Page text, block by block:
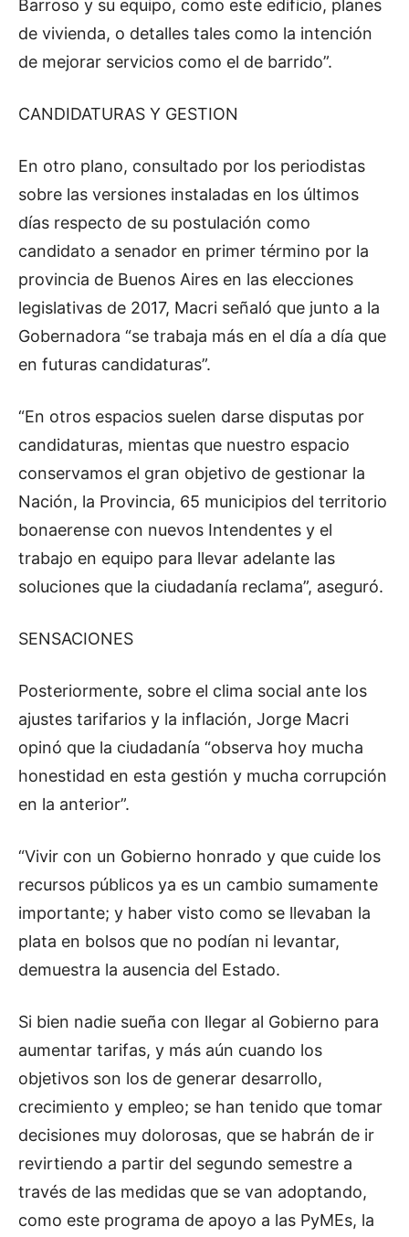
Barroso y su equipo, como este edificio, planes
de vivienda, o detalles tales como la intención
de mejorar servicios como el de barrido”.
CANDIDATURAS Y GESTION
En otro plano, consultado por los periodistas
sobre las versiones instaladas en los últimos
días respecto de su postulación como
candidato a senador en primer término por la
provincia de Buenos Aires en las elecciones
legislativas de 2017, Macri señaló que junto a la
Gobernadora “se trabaja más en el día a día que
en futuras candidaturas”.
“En otros espacios suelen darse disputas por
candidaturas, mientas que nuestro espacio
conservamos el gran objetivo de gestionar la
Nación, la Provincia, 65 municipios del territorio
bonaerense con nuevos Intendentes y el
trabajo en equipo para llevar adelante las
soluciones que la ciudadanía reclama”, aseguró.
SENSACIONES
Posteriormente, sobre el clima social ante los
ajustes tarifarios y la inflación, Jorge Macri
opinó que la ciudadanía “observa hoy mucha
honestidad en esta gestión y mucha corrupción
en la anterior”.
“Vivir con un Gobierno honrado y que cuide los
recursos públicos ya es un cambio sumamente
importante; y haber visto como se llevaban la
plata en bolsos que no podían ni levantar,
demuestra la ausencia del Estado.
Si bien nadie sueña con llegar al Gobierno para
aumentar tarifas, y más aún cuando los
objetivos son los de generar desarrollo,
crecimiento y empleo; se han tenido que tomar
decisiones muy dolorosas, que se habrán de ir
revirtiendo a partir del segundo semestre a
través de las medidas que se van adoptando,
como este programa de apoyo a las PyMEs, la